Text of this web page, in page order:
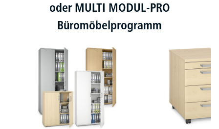
oder MULTI MODUL-PRO
Büromöbelprogramm